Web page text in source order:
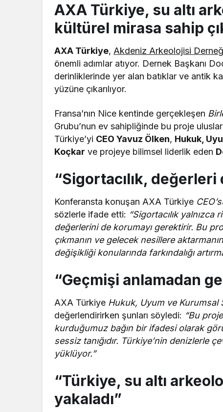
AXA Türkiye, su altı
kültürel mirasa sahip
AXA Türkiye, Akdeniz Arkeolojisi
önemli adımlar atıyor. Dernek Başkanı
derinliklerinde yer alan batıklar ve antik
yüzüne çıkarılıyor.
Fransa’nın Nice kentinde gerçekleşen
Grubu’nun ev sahipliğinde bu proje
Türkiye’yi CEO Yavuz Ölken, Hukuk,
Koçkar ve projeye bilimsel liderlik eden
“Sigortacılık,
Konferansta konuşan AXA Türkiye
sözlerle ifade etti: “Sigortacılık
değerlerini de korumayı gerektirir. Bu
çıkmanın ve gelecek nesillere
değişikliği konularında farkındalığı
“Geçmişi anlamadan
AXA Türkiye Hukuk, Uyum ve Kurumsal
değerlendirirken şunları söyledi: “Bu
kurduğumuz bağın bir ifadesi olarak
sessiz tanığıdır. Türkiye’nin denizlerle
yüklüyor.”
“Türkiye, su altı
yakaladı”